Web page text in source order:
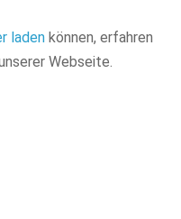
laden können, erfahren
Webseite.